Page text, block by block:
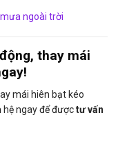
ngoài trời
thay mái
mái hiên bạt kéo
hệ ngay để đượctư vấn